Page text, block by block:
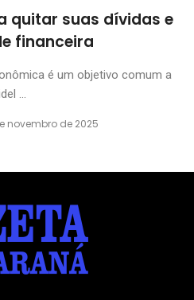
quitar suas dívidas e
financeira
é um objetivo comum a
...
novembro de 2025